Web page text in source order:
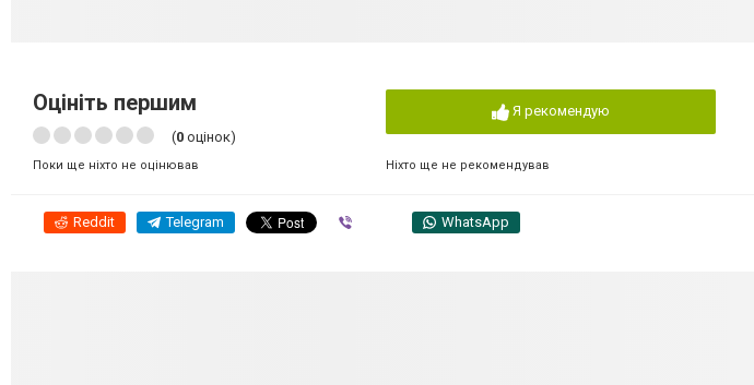
Оцініть першим
(0 оцінок)
Поки ще ніхто не оцінював
Я рекомендую
Ніхто ще не рекомендував
Reddit Telegram WhatsApp